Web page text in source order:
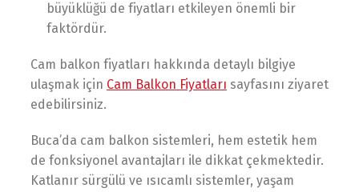
büyüklüğü de fiyatları etkileyen önemli bir
faktördür.
Cam balkon fiyatları hakkında detaylı bilgiye
ulaşmak için Cam Balkon Fiyatları sayfasını ziyaret
edebilirsiniz.
Buca’da cam balkon sistemleri, hem estetik hem
de fonksiyonel avantajları ile dikkat çekmektedir.
Katlanır sürgülü ve ısıcamlı sistemler, yaşam